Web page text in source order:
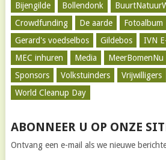
Bijengilde Bollendonk
Crowdfunding
De aarde Fotoalbum
Gerard's voedselbos
Gildebos IVN
MEC inhuren
Media MeerBomenNu
Sponsors
Volkstuinders Vrijwilligers
World Cleanup Day
ABONNEER U OP ONZE
Ontvang een e-mail als we nieuwe